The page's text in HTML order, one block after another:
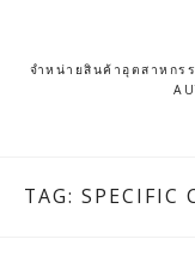
จำหน่ายสินค้าอุตสาหกร
TAG: SPECIFIC